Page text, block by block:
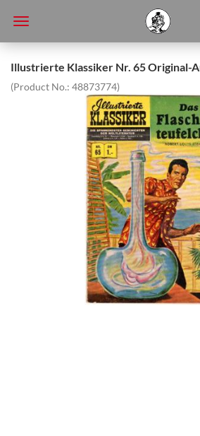
Illustrierte Klassiker Nr. 65 Original-
(Product No.: 48873774)